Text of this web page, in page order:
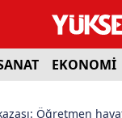
EKONOMİ
Öğretmen